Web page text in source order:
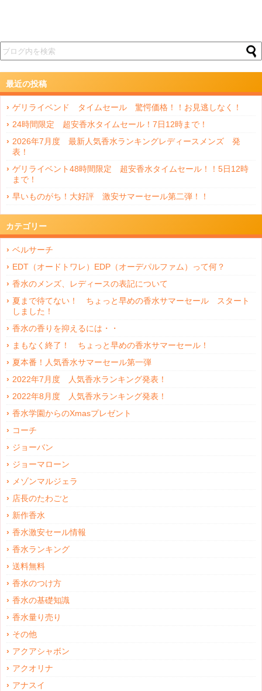
最近の投稿
ゲリライベンド タイムセール 驚愕価格！！お見逃しなく！
24時間限定 超安香水タイムセール！7日12時まで！
2026年7月度 最新人気香水ランキングレディースメンズ 発
表！
ゲリライベント48時間限定 超安香水タイムセール！！5日12時
まで！
早いものがち！大好評 激安サマーセール第二弾！！
カテゴリー
ベルサーチ
EDT（オードトワレ）EDP（オーデパルファム）って何？
香水のメンズ、レディースの表記について
夏まで待てない！ ちょっと早めの香水サマーセール スタート
しました！
香水の香りを抑えるには・・
まもなく終了！ ちょっと早めの香水サマーセール！
夏本番！人気香水サマーセール第一弾
2022年7月度 人気香水ランキング発表！
2022年8月度 人気香水ランキング発表！
香水学園からのXmasプレゼント
コーチ
ジョーバン
ジョーマローン
メゾンマルジェラ
店長のたわごと
新作香水
香水激安セール情報
香水ランキング
送料無料
香水のつけ方
香水の基礎知識
香水量り売り
その他
アクアシャボン
アクオリナ
アナスイ